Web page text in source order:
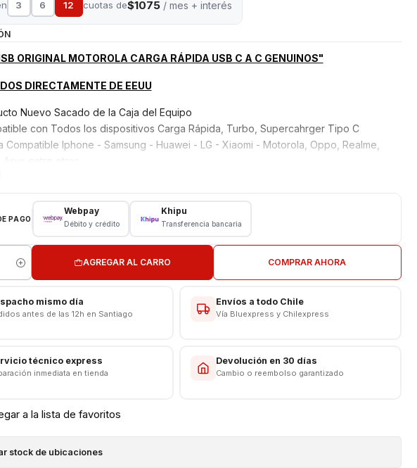
3 6 12 cuotas de$1075/ mes + interés
ORIGINAL MOTOROLA CARGA RÁPIDA USB C A C GENUINOS"
DIRECTAMENTE DE EEUU
Nuevo Sacado de la Caja del Equipo
con Todos los dispositivos Carga Rápida, Turbo, Supercahrger Tipo C
Compatible Iphone - Samsung - Huawei - LG - Xiaomi - Motorola, Oppo, Realme,
Asus entre otros
6 meses
USB C A C Original Motorola
1.0 Metros
Carga Rápida - Carga Turbo
Caja
PAGO
Webpay
Débito y crédito
Khipu
Transferencia bancaria
AGREGAR AL CARRO COMPRAR AHORA
mismo día
antes de las 12h en Santiago
Envíos a todo Chile
Vía Bluexpress y Chilexpress
técnico express
inmediata en tienda
Devolución en 30 días
Cambio o reembolso garantizado
a la lista de favoritos
stock de ubicaciones